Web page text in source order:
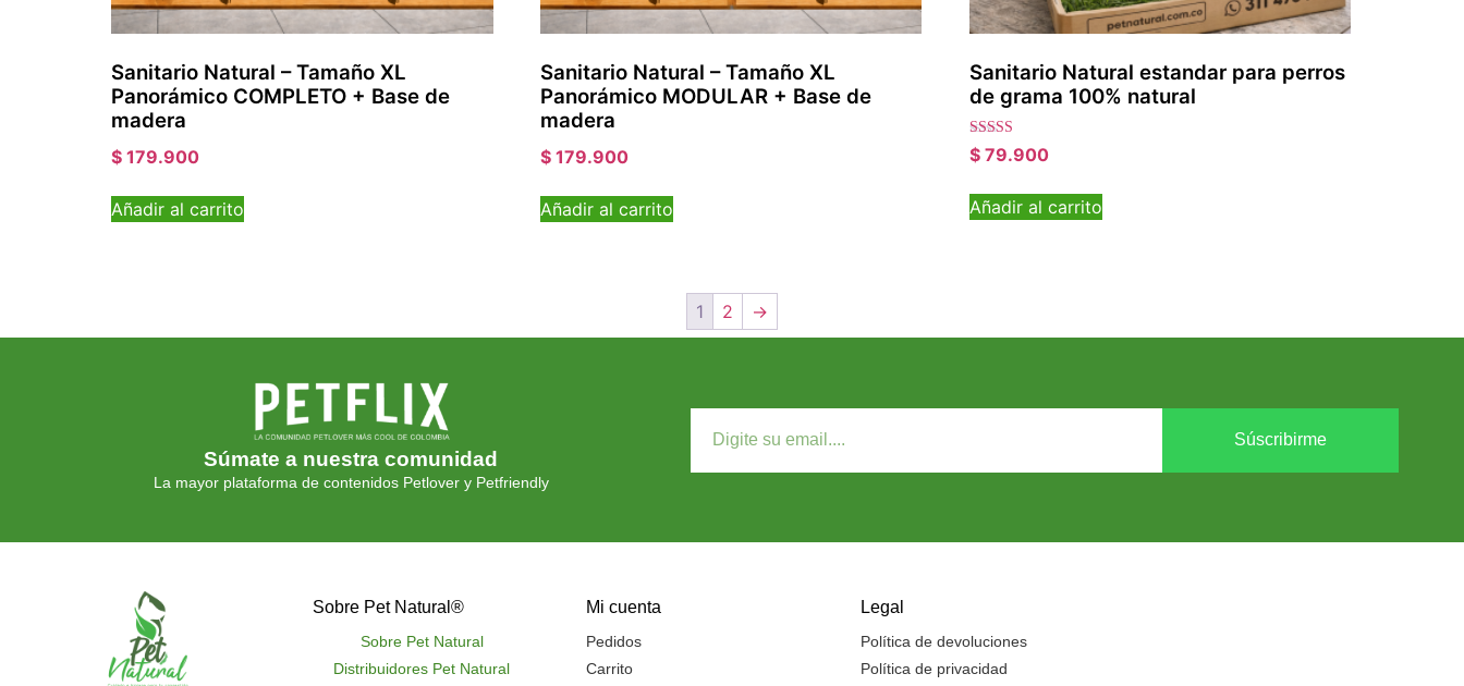
Sanitario Natural – Tamaño XL
Panorámico COMPLETO + Base de
madera
$ 179.900
Añadir al carrito
Sanitario Natural – Tamaño XL
Panorámico MODULAR + Base de
madera
$179.900
Añadir al carrito
Sanitario Natural estandar para perros
de grama 100% natural
Valorado con
5.00
$79.900
Añadir al carrito
1 2 →
Súmate a nuestra comunidad
La mayor plataforma de contenidos Petlover y Petfriendly
Súscribirme
Sobre Pet Natural®
Sobre Pet Natural
Distribuidores Pet Natural
Mi cuenta
Pedidos
Carrito
Legal
Política de devoluciones
Política de privacidad